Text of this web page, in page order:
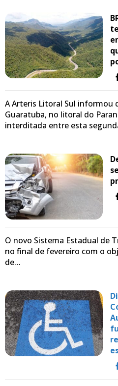
A Arteris Litoral Sul informou
Guaratuba, no litoral do
interditada entre esta
O novo Sistema Estadual de
no final de fevereiro com o
de…